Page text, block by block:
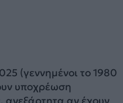
(γεννημένοι το 1980
υποχρέωση